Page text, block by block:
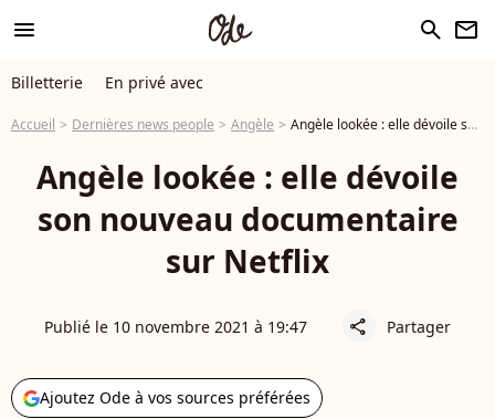
menu search newsletter
Billetterie En privé avec
Accueil Dernières news people Angèle Angèle lookée : elle dévoile son nouveau documentaire sur Netflix
Angèle lookée : elle dévoile
son nouveau documentaire
sur Netflix
Publié le 10 novembre 2021 à 19:47 share Partager
Ajoutez Ode à vos sources préférées